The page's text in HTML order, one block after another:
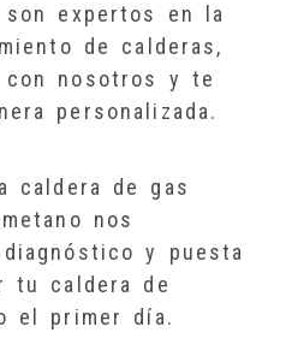
expertos en la
de calderas,
nosotros y te
personalizada.
caldera de gas
nos
y puesta
tu caldera de
el primer día.